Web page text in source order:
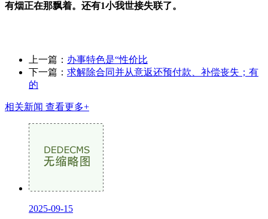
有烟正在那飘着。还有1小我世接失联了。
上一篇： 办事特色是“性价比
下一篇： 求解除合同并从意返还预付款、补偿丧失；有
的
相关新闻 查看更多+
2025-09-15